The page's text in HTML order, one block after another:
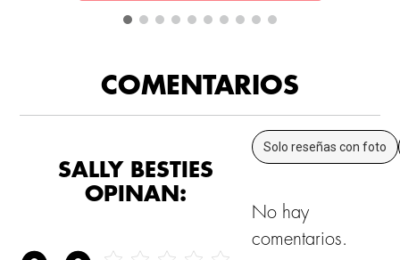
COMENTARIOS
SALLY BESTIES
OPINAN:
Solo reseñas con foto
No hay
comentarios.